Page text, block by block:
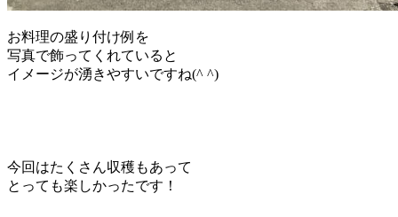
お料理の盛り付け例を
写真で飾ってくれていると
イメージが湧きやすいですね(^ ^)
今回はたくさん収穫もあって
とっても楽しかったです！